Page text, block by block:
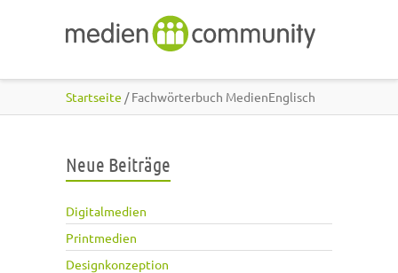
Startseite / Fachwörterbuch MedienEnglisch
Neue Beiträge
Digitalmedien
Printmedien
Designkonzeption